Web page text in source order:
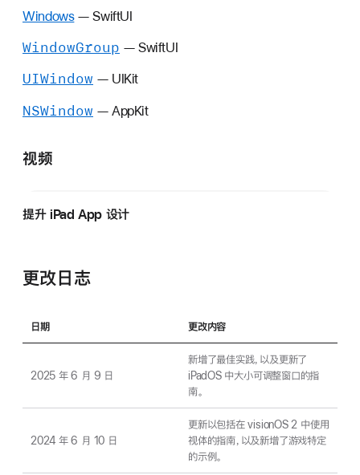
Windows— SwiftUI
WindowGroup — SwiftUI
UIWindow — UIKit
NSWindow — AppKit
视频
提升 iPad App 设计
更改日志
日期 更改内容
2025 年 6 月 9 日
新增了最佳实践，以及更新了
iPadOS 中大小可调整窗口的指
南。
2024 年 6 月 10 日
更新以包括在 visionOS 2 中使用
视体的指南，以及新增了游戏特定
的示例。